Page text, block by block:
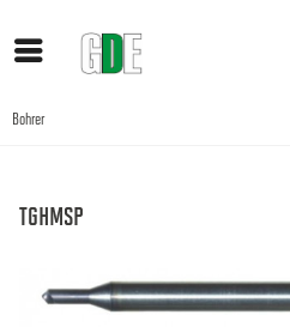
Bohrer
TGHMSP